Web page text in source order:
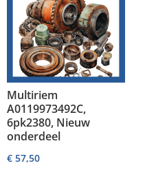
Multiriem
A0119973492C,
6pk2380, Nieuw
onderdeel
€ 57,50